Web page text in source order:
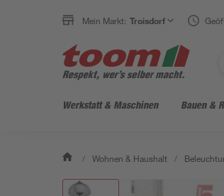
Mein Markt: Troisdorf
Werkstatt & Maschinen Bauen &
/ Wohnen & Haushalt /